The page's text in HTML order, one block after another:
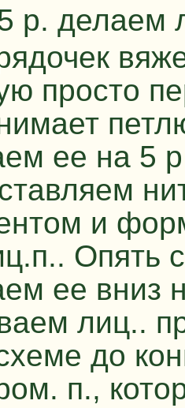
р. делаем
просто
ее на 5
и
Опять
ее вниз
лиц..
до
п.,